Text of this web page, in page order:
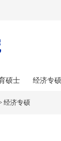
硕士 经济专硕
经济专硕